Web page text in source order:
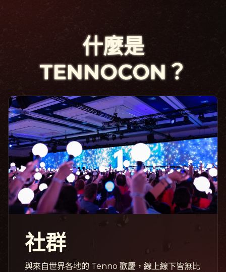
什麼是
TENNOCON？
社群
與來自世界各地的 Tenno 歡慶，線上線下皆無比